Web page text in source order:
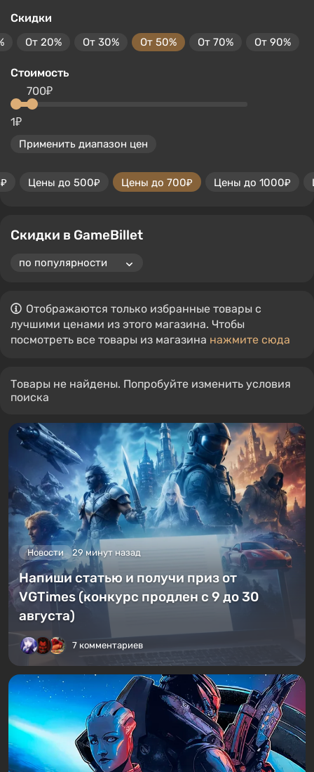
Скидки
От 20% От 30% От 50% От 70% От 90%
Стоимость
1₽
700₽
Применить диапазон цен
Цены до 500₽ Цены до 700₽ Цены до 1000₽
Скидки в GameBillet
Отображаются только избранные товары с
лучшими ценами из этого магазина. Чтобы
посмотреть все товары из магазина нажмите сюда
Товары не найдены. Попробуйте изменить условия
поиска
Новости 29 минут назад
Напиши статью и получи приз от
VGTimes (конкурс продлен с 9 до 30
августа)
7 комментариев